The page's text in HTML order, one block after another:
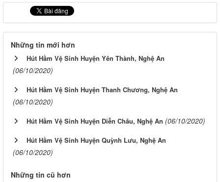
Những tin mới hơn
Hút Hầm Vệ Sinh Huyện Yên Thành, Nghệ An
(06/10/2020)
Hút Hầm Vệ Sinh Huyện Thanh Chương, Nghệ An
(06/10/2020)
Hút Hầm Vệ Sinh Huyện Diễn Châu, Nghệ An (06/10/2020)
Hút Hầm Vệ Sinh Huyện Quỳnh Lưu, Nghệ An
(06/10/2020)
Những tin cũ hơn